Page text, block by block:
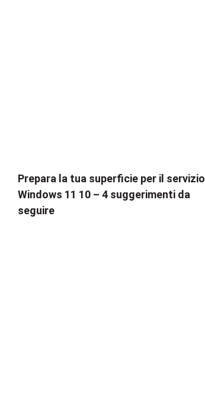
Prepara la tua superficie per il servizio
Windows 11 10 – 4 suggerimenti da
seguire